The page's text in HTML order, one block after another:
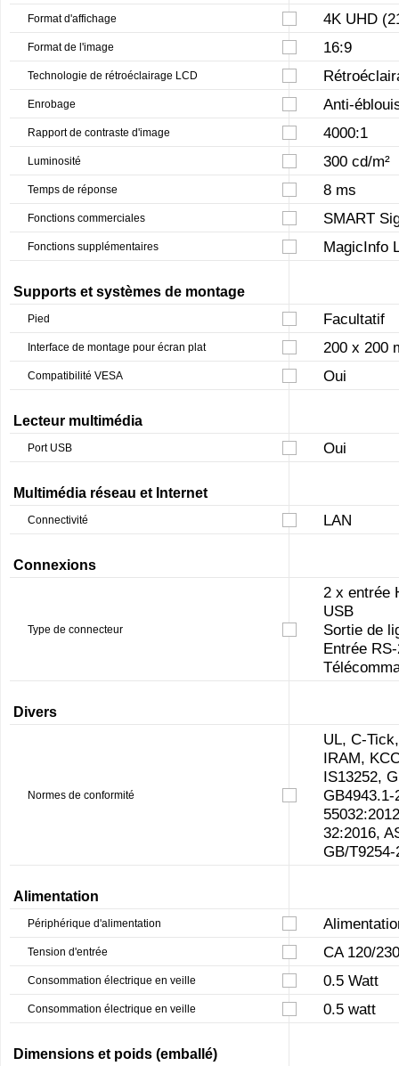
Format d'affichage 4K UHD
Format de l'image 16:9
Technologie de rétroéclairage LCD
Enrobage Anti-
Rapport de contraste d'image 4000:1
Luminosité 300 cd/m²
Temps de réponse 8 ms
Fonctions commerciales SMART
Fonctions supplémentaires MagicInfo
Supports et systèmes de montage
Pied Facultatif
Interface de montage pour écran plat 200 x 200
Compatibilité VESA Oui
Lecteur multimédia
Port USB Oui
Multimédia réseau et Internet
Connectivité LAN
Connexions
Type de connecteur
2 x entrée
USB
Sortie de
Entrée
Divers
Normes de conformité
UL, C-
IRAM,
IS13252,
32:2016,
GB/
Alimentation
Périphérique d'alimentation
Tension d'entrée CA 120/
Consommation électrique en veille 0.5 Watt
Consommation électrique en veille 0.5 watt
Dimensions et poids (emballé)